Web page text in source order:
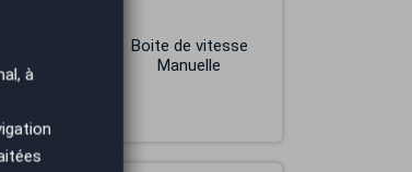
DIESEL
Boite de vitesse
Manuelle
à